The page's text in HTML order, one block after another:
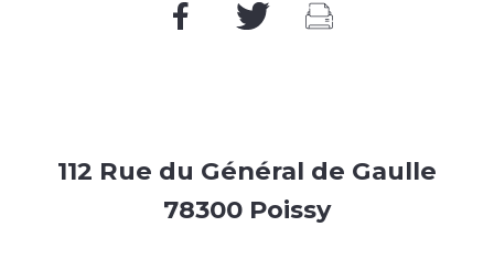
112 Rue du Général de Gaulle
78300 Poissy